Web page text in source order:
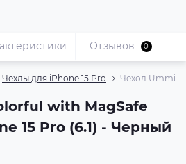
Чехлы для iPhone 15 Pro Чехол Ummi
with MagSafe
15 Pro (6.1) - Черный
Отзывов 0